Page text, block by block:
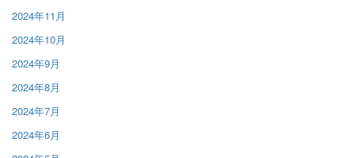
2024年11月
2024年10月
2024年9月
2024年8月
2024年7月
2024年6月